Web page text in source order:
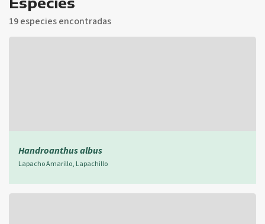
19 especies encontradas
Handroanthus albus
Lapacho Amarillo, Lapachillo